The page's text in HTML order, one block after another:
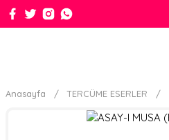
Anasayfa TERCÜME ESERLER